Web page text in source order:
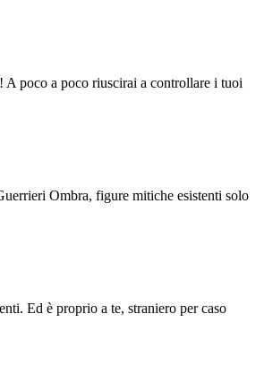
A poco a poco riuscirai a controllare i tuoi
Ombra, figure mitiche esistenti solo
Ed è proprio a te, straniero per caso